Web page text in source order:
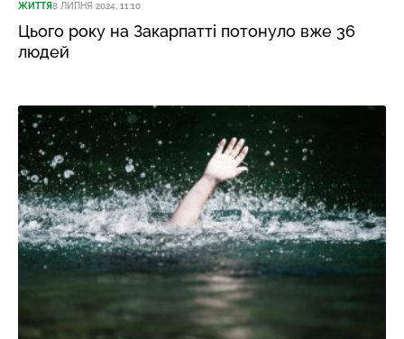
ЖИТТЯ8 ЛИПНЯ 2024, 11:10
Цього року на Закарпатті потонуло вже 36
людей